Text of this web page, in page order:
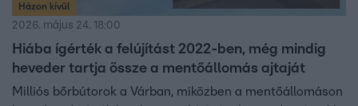
Házon kívül
2026. május 24. 18:00
Hiába ígérték a felújítást 2022-ben, még mindig
heveder tartja össze a mentőállomás ajtaját
Milliós bőrbútorok a Várban, miközben a mentőállomáson